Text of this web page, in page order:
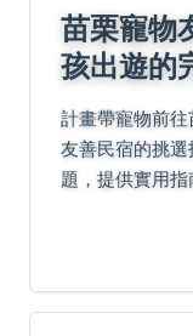
苗栗寵物
孩出遊的
計畫帶寵物前
友善民宿的挑
題，提供實用